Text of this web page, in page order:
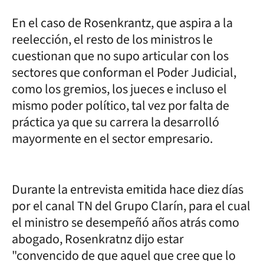
En el caso de Rosenkrantz, que aspira a la
reelección, el resto de los ministros le
cuestionan que no supo articular con los
sectores que conforman el Poder Judicial,
como los gremios, los jueces e incluso el
mismo poder político, tal vez por falta de
práctica ya que su carrera la desarrolló
mayormente en el sector empresario.
Durante la entrevista emitida hace diez días
por el canal TN del Grupo Clarín, para el cual
el ministro se desempeñó años atrás como
abogado, Rosenkratnz dijo estar
"convencido de que aquel que cree que lo